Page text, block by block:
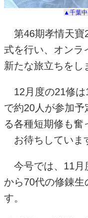
▲千葉中
第46期孝情天寶
式を行い、オンラ
新たな旅立ちをし
12 月度の21修は
で約20人が参加予
る各種短期修も奮
お待ちしていま
今号では、 11 月
から70代の修錬生
す。